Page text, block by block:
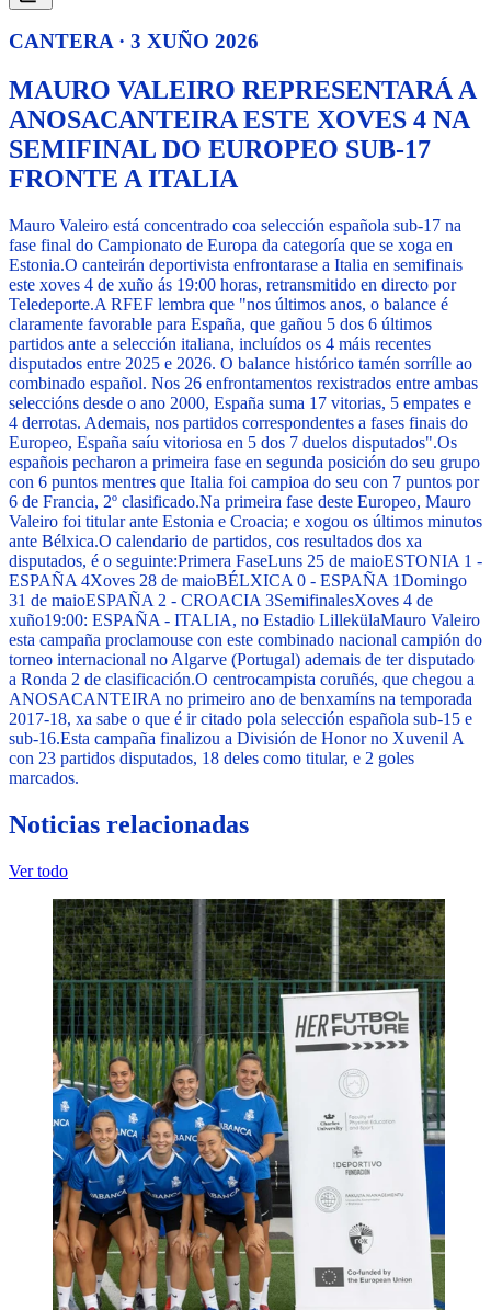
CANTERA · 3 XUÑO 2026
MAURO VALEIRO REPRESENTARÁ A
ANOSACANTEIRA ESTE XOVES 4 NA
SEMIFINAL DO EUROPEO SUB-17
FRONTE A ITALIA
Mauro Valeiro está concentrado coa selección española sub-17 na
fase final do Campionato de Europa da categoría que se xoga en
Estonia.O canteirán deportivista enfrontarase a Italia en semifinais
este xoves 4 de xuño ás 19:00 horas, retransmitido en directo por
Teledeporte.A RFEF lembra que "nos últimos anos, o balance é
claramente favorable para España, que gañou 5 dos 6 últimos
partidos ante a selección italiana, incluídos os 4 máis recentes
disputados entre 2025 e 2026. O balance histórico tamén sorrílle ao
combinado español. Nos 26 enfrontamentos rexistrados entre ambas
seleccións desde o ano 2000, España suma 17 vitorias, 5 empates e
4 derrotas. Ademais, nos partidos correspondentes a fases finais do
Europeo, España saíu vitoriosa en 5 dos 7 duelos disputados".Os
españois pecharon a primeira fase en segunda posición do seu grupo
con 6 puntos mentres que Italia foi campioa do seu con 7 puntos por
6 de Francia, 2º clasificado.Na primeira fase deste Europeo, Mauro
Valeiro foi titular ante Estonia e Croacia; e xogou os últimos minutos
ante Bélxica.O calendario de partidos, cos resultados dos xa
disputados, é o seguinte:Primera FaseLuns 25 de maioESTONIA 1 -
ESPAÑA 4Xoves 28 de maioBÉLXICA 0 - ESPAÑA 1Domingo
31 de maioESPAÑA 2 - CROACIA 3SemifinalesXoves 4 de
xuño19:00: ESPAÑA - ITALIA, no Estadio LillekülaMauro Valeiro
esta campaña proclamouse con este combinado nacional campión do
torneo internacional no Algarve (Portugal) ademais de ter disputado
a Ronda 2 de clasificación.O centrocampista coruñés, que chegou a
ANOSACANTEIRA no primeiro ano de benxamíns na temporada
2017-18, xa sabe o que é ir citado pola selección española sub-15 e
sub-16.Esta campaña finalizou a División de Honor no Xuvenil A
con 23 partidos disputados, 18 deles como titular, e 2 goles
marcados.
Noticias relacionadas
Ver todo